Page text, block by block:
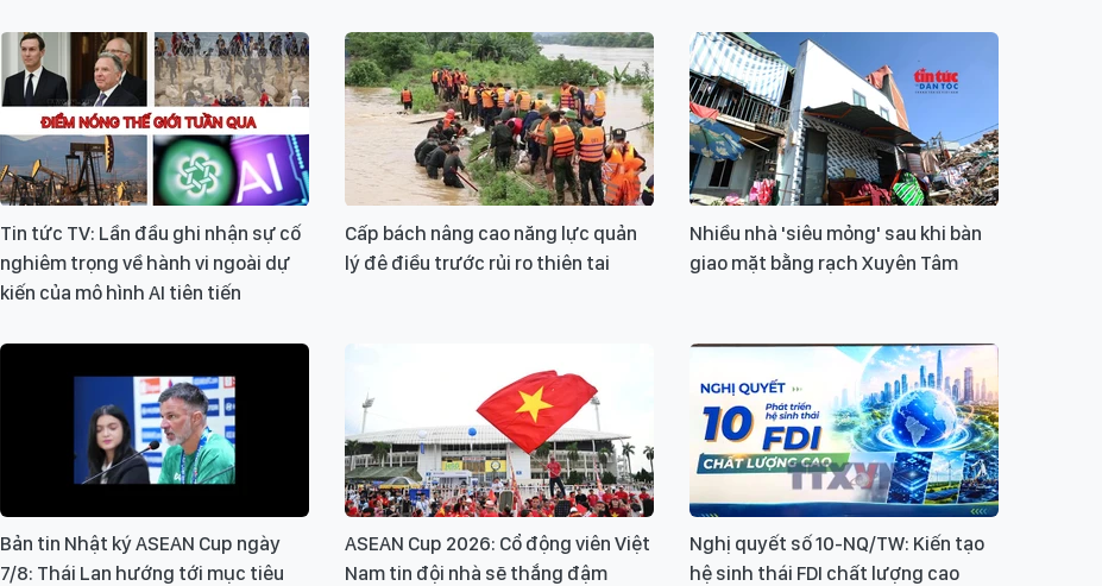
Xin vui lòng gõ tiếng Việt có dấu GỬI BÌNH LUẬN
Tin tức TV: Lần đầu ghi nhận sự cố
nghiêm trọng về hành vi ngoài dự
kiến của mô hình AI tiên tiến
Cấp bách nâng cao năng lực quản
lý đê điều trước rủi ro thiên tai
Nhiều nhà 'siêu mỏng' sau khi bàn
giao mặt bằng rạch Xuyên Tâm
Bản tin Nhật ký ASEAN Cup ngày
7/8: Thái Lan hướng tới mục tiêu
ASEAN Cup 2026: Cổ động viên Việt
Nam tin đội nhà sẽ thắng đậm
Nghị quyết số 10-NQ/TW: Kiến tạo
hệ sinh thái FDI chất lượng cao